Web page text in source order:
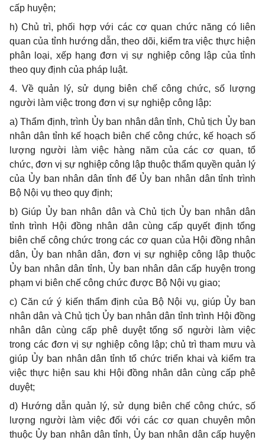
cấp huyện;
h)Chủ trì, phối hợp với các cơ quan chức năng có liên
quan của tỉnh hướng dẫn, theo dõi, kiểm tra việc thực hiện
phân loại, xếp hạng đơn vị sự nghiệp công lập của tỉnh
theo quy định của pháp luật.
4. Về quản lý, sử dụng biên chế công chức, số lượng
người làm việc trong đơn vị sự nghiệp công lập:
a)Thẩm định, trình Ủy ban nhân dân tỉnh, Chủ tịch Ủy ban
nhân dân tỉnh kế hoạch biên chế công chức, kế hoạch số
lượng người làm việc hàng năm của các cơ quan, tổ
chức, đơn vị sự nghiệp công lập thuộc thẩm quyền quản lý
của Ủy ban nhân dân tỉnh để Ủy ban nhân dân tỉnh trình
Bộ Nội vụ theo quy định;
b)Giúp Ủy ban nhân dân và Chủ tịch Ủy ban nhân dân
tỉnh trình Hội đồng nhân dân cùng cấp quyết định tổng
biên chế công chức trong các cơ quan của Hội đồng nhân
dân, Ủy ban nhân dân, đơn vị sự nghiệp công lập thuộc
Ủy ban nhân dân tỉnh, Ủy ban nhân dân cấp huyện trong
phạm vi biên chế công chức được Bộ Nội vụ giao;
c)Căn cứ ý kiến thẩm định của Bộ Nội vụ, giúp Ủy ban
nhân dân và Chủ tịch Ủy ban nhân dân tỉnh trình Hội đồng
nhân dân cùng cấp phê duyệt tổng số người làm việc
trong các đơn vị sự nghiệp công lập; chủ trì tham mưu và
giúp Ủy ban nhân dân tỉnh tổ chức triển khai và kiểm tra
việc thực hiện sau khi Hội đồng nhân dân cùng cấp phê
duyệt;
d) Hướng dẫn quản lý, sử dụng biên chế công chức, số
lượng người làm việc đối với các cơ quan chuyên môn
thuộc Ủy ban nhân dân tỉnh, Ủy ban nhân dân cấp huyện